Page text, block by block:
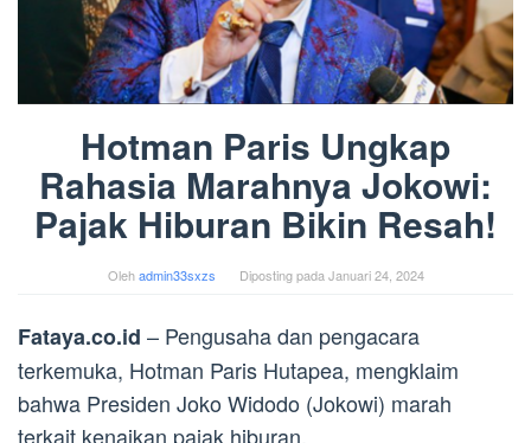
Hotman Paris Ungkap
Rahasia Marahnya Jokowi:
Pajak Hiburan Bikin Resah!
Olehadmin33sxzs Diposting pada Januari 24, 2024
Fataya.co.id – Pengusaha dan pengacara
terkemuka, Hotman Paris Hutapea, mengklaim
bahwa Presiden Joko Widodo (Jokowi) marah
terkait kenaikan pajak hiburan.